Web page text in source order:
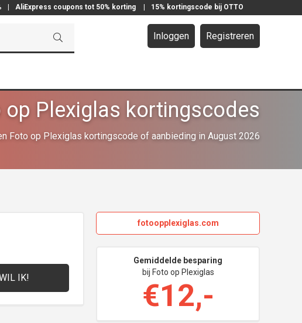
AliExpress coupons tot 50% korting 15% kortingscode bij OTTO
Inloggen Registreren
op Plexiglas kortingscodes
Foto op Plexiglas kortingscode of aanbieding in August 2026
fotoopplexiglas.com
Gemiddelde besparing
bij Foto op Plexiglas
€12,-